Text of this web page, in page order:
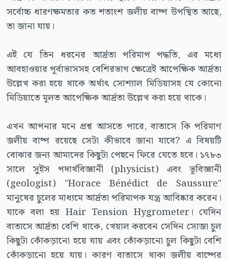
সর্বোচ্চ ধারণক্ষমতার কত শতাংশ জলীয় বাষ্প উপস্থিত আছে,
তা জানা যায়।
এই যে তিন ধরনের আর্দ্রতা পরিমাপ পদ্ধতি, এর মধ্যে
আবহাওয়ার পূর্বাভাসসহ বেশিরভাগ ক্ষেত্রেই আপেক্ষিক আর্দ্রতা
উল্লেখ করা হয়ে থাকে অর্থাৎ সোশ্যাল মিডিয়াসহ যে কোনো
মিডিয়াতে মূলত আপেক্ষিক আর্দ্রতা উল্লেখ করা হয়ে থাকে।
এখন আপনার মনে প্রশ্ন আসতে পারে, বাতাসে কি পরিমাণ
জলীয় বাষ্প রয়েছে সেটা কীভাবে জানা যাবে? এ বিষয়টি
বোঝার জন্য আমাদের কিছুটা পেছনে ফিরে যেতে হবে। ১৭৮৩
সালে সুইস পদার্থবিজ্ঞানী (physicist) এবং ভূবিজ্ঞানী
(geologist) "Horace Bénédict de Saussure"
মানুষের চুলের মাধ্যমে আর্দ্রতা পরিমাপক যন্ত্র আবিষ্কার করেন।
যাকে বলা হয় Hair Tension Hygrometer। যেদিন
বাতাসে আর্দ্রতা বেশি থাকে, খেয়াল করবেন সেদিন সোজা চুল
কিছুটা কোঁকড়ানো হয়ে যায় এবং কোঁকড়ানো চুল কিছুটা বেশি
কোঁকড়ানো হয়ে যায়। কারণ বাতাসে থাকা জলীয় বাষ্পের